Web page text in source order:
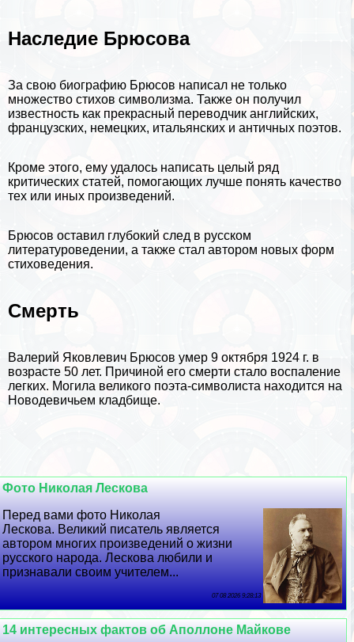
Наследие Брюсова
За свою биографию Брюсов написал не только
множество стихов символизма. Также он получил
известность как прекрасный переводчик английских,
французских, немецких, итальянских и античных поэтов.
Кроме этого, ему удалось написать целый ряд
критических статей, помогающих лучше понять качество
тех или иных произведений.
Брюсов оставил глубокий след в русском
литературоведении, а также стал автором новых форм
стиховедения.
Cмepть
Валерий Яковлевич Брюсов умер 9 октября 1924 г. в
возрасте 50 лет. Причиной его cмepти стало воспаление
легких. Могила великого поэта-символиста находится на
Новодевичьем кладбище.
Фото Николая Лескова
Перед вами фото Николая
Лескова. Великий писатель является
автором многих произведений о жизни
русского народа. Лескова любили и
признавали своим учителем...
07 08 2026 9:28:13
14 интересных фактов об Аполлоне Майкове